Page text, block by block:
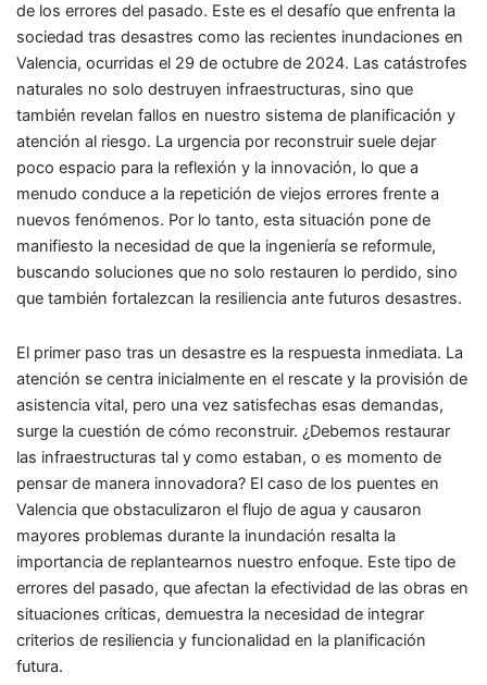
de los errores del pasado. Este es el desafío que enfrenta la
sociedad tras desastres como las recientes inundaciones en
Valencia, ocurridas el 29 de octubre de 2024. Las catástrofes
naturales no solo destruyen infraestructuras, sino que
también revelan fallos en nuestro sistema de planificación y
atención al riesgo. La urgencia por reconstruir suele dejar
poco espacio para la reflexión y la innovación, lo que a
menudo conduce a la repetición de viejos errores frente a
nuevos fenómenos. Por lo tanto, esta situación pone de
manifiesto la necesidad de que la ingeniería se reformule,
buscando soluciones que no solo restauren lo perdido, sino
que también fortalezcan la resiliencia ante futuros desastres.
El primer paso tras un desastre es la respuesta inmediata. La
atención se centra inicialmente en el rescate y la provisión de
asistencia vital, pero una vez satisfechas esas demandas,
surge la cuestión de cómo reconstruir. ¿Debemos restaurar
las infraestructuras tal y como estaban, o es momento de
pensar de manera innovadora? El caso de los puentes en
Valencia que obstaculizaron el flujo de agua y causaron
mayores problemas durante la inundación resalta la
importancia de replantearnos nuestro enfoque. Este tipo de
errores del pasado, que afectan la efectividad de las obras en
situaciones críticas, demuestra la necesidad de integrar
criterios de resiliencia y funcionalidad en la planificación
futura.